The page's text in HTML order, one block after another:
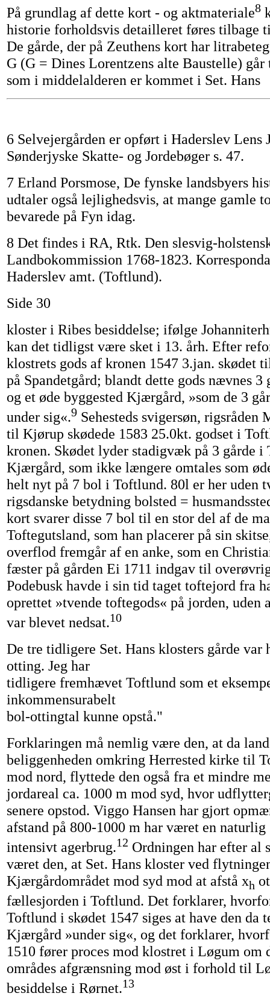
På grundlag af dette kort - og aktmateriale8
historie forholdsvis detailleret føres tilbage
De gårde, der på Zeuthens kort har
G (G = Dines Lorentzens alte Baustelle)
som i middelalderen er kommet i Set. Hans
6 Selvejergården er opført i Haderslev Lens
Sønderjyske Skatte- og Jordebøger s. 47.
7 Erland Porsmose, De fynske landsbyers
udtaler også lejlighedsvis, at mange gamle
bevarede på Fyn idag.
8 Det findes i RA, Rtk. Den slesvig-
Landbokommission 1768-1823.
Haderslev amt. (Toftlund).
Side 30
kloster i Ribes besiddelse; ifølge
kan det tidligst være sket i 13. årh. Efter
klostrets gods af kronen 1547 3.jan. skødet
på Spandetgård; blandt dette gods nævnes
og et øde byggested Kjærgård, »som de 3
under sig«.9 Sehesteds svigersøn, rigsråden
til Kjørup skødede 1583 25.0kt. godset i
kronen. Skødet lyder stadigvæk på 3 gårde i
Kjærgård, som ikke længere omtales som
helt nyt på 7 bol i Toftlund. 80l er her uden
rigsdanske betydning bolsted =
kort svarer disse 7 bol til en stor del af de
Toftegutsland, som han placerer på sin
overflod fremgår af en anke, som en
fæster på gården Ei 1711 indgav til
Podebusk havde i sin tid taget toftejord fra
oprettet »tvende toftegods« på jorden, uden
var blevet nedsat.10
De tre tidligere Set. Hans klosters gårde var
otting. Jeg har
tidligere fremhævet Toftlund som et
inkommensurabelt
bol-ottingtal kunne opstå."
Forklaringen må nemlig være den, at da
beliggenheden omkring Herrested kirke til
mod nord, flyttede den også fra et mindre
jordareal ca. 1000 m mod syd, hvor
senere opstod. Viggo Hansen har gjort
afstand på 800-1000 m har været en
intensivt agerbrug.12 Ordningen har efter al
været den, at Set. Hans kloster ved
Kjærgårdområdet mod syd mod at afstå xh
fællesjorden i Toftlund. Det forklarer,
Toftlund i skødet 1547 siges at have den da
Kjærgård »under sig«, og det forklarer,
1510 fører proces mod klostret i Løgum om
områdes afgrænsning mod øst i forhold til
besiddelse i Rørnet.13